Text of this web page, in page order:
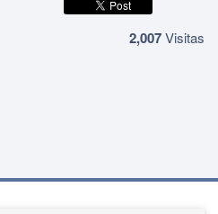
2,007Visitas